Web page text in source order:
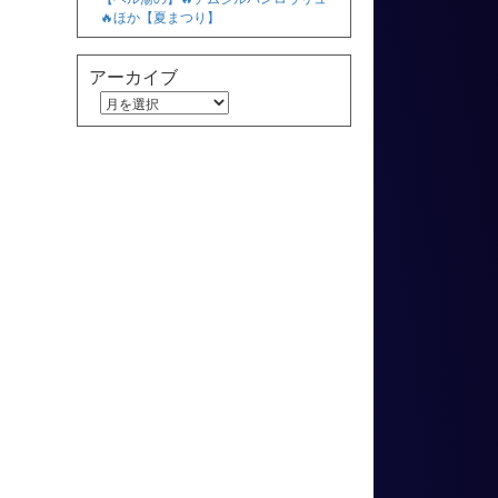
🔥ほか【夏まつり】
アーカイブ